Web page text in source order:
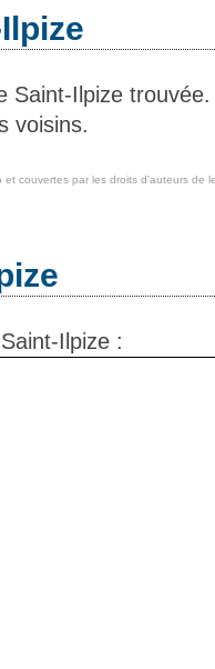
Saint-Ilpize
voisins.
et couvertes par les droits d'auteurs de
Ilpize :